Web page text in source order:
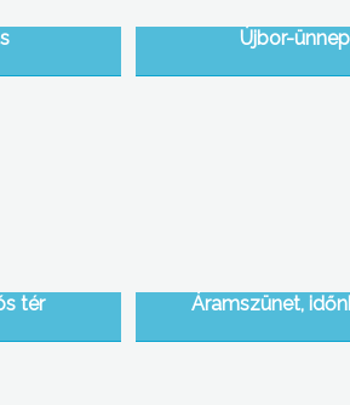
Újbor-
tér Áramszünet,